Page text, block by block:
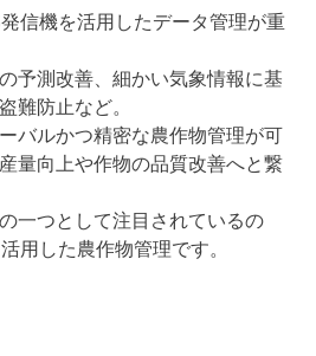
信機を活用したデータ管理が重
予測改善、細かい気象情報に基
難防止など。
バルかつ精密な農作物管理が可
量向上や作物の品質改善へと繋
一つとして注目されているの
用した農作物管理です。